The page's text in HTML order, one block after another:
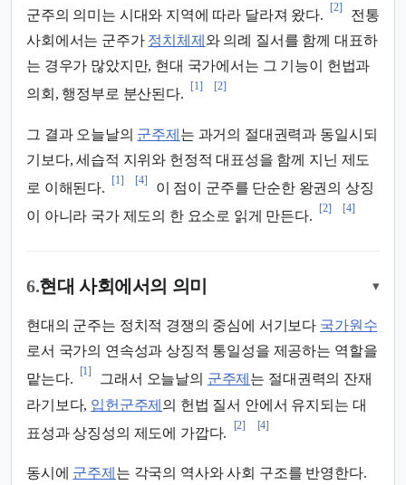
군주의 의미는 시대와 지역에 따라 달라져 왔다.
[2]
전통
사회에서는 군주가 정치체제 와 의례 질서를 함께 대표하
는 경우가 많았지만, 현대 국가에서는 그 기능이 헌법과
의회, 행정부로 분산된다.
[1] [2]
그 결과 오늘날의 군주제 는 과거의 절대권력과 동일시되
기보다, 세습적 지위와 헌정적 대표성을 함께 지닌 제도
로 이해된다.
[1] [4]
이 점이 군주를 단순한 왕권의 상징
이 아니라 국가 제도의 한 요소로 읽게 만든다.
[2] [4]
6.현대 사회에서의 의미 ▾
현대의 군주는 정치적 경쟁의 중심에 서기보다 국가원수
로서 국가의 연속성과 상징적 통일성을 제공하는 역할을
맡는다.
[1]
그래서 오늘날의 군주제 는 절대권력의 잔재
라기보다, 입헌군주제 의 헌법 질서 안에서 유지되는 대
표성과 상징성의 제도에 가깝다.
[2] [4]
동시에 군주제 는 각국의 역사와 사회 구조를 반영한다.